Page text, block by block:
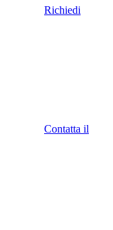
Richiedi
Contatta il